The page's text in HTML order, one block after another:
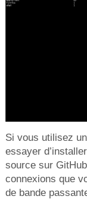
Si vous utilisez
essayer d’installer
source sur
connexions que
de bande